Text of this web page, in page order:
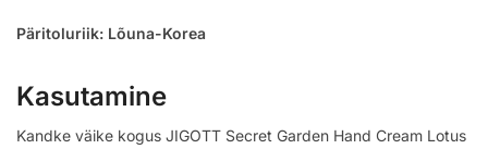
Päritoluriik: Lõuna-Korea
Kasutamine
Kandke väike kogus JIGOTT Secret Garden Hand Cream Lotus